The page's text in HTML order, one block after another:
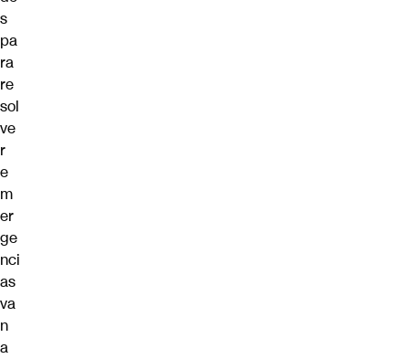
s
pa
ra
re
sol
ve
r
e
m
er
ge
nci
as
va
n
a